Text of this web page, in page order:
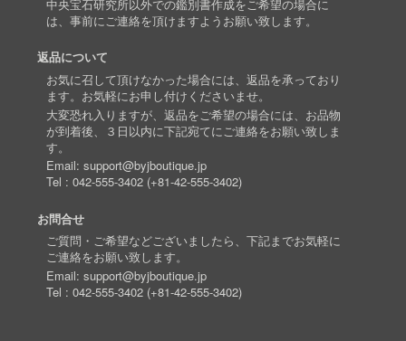
中央宝石研究所以外での鑑別書作成をご希望の場合に
は、事前にご連絡を頂けますようお願い致します。
返品について
お気に召して頂けなかった場合には、返品を承っており
ます。お気軽にお申し付けくださいませ。
大変恐れ入りますが、返品をご希望の場合には、お品物
が到着後、３日以内に下記宛てにご連絡をお願い致しま
す。
Email: support@byjboutique.jp
Tel : 042-555-3402(+81-42-555-3402)
お問合せ
ご質問・ご希望などございましたら、下記までお気軽に
ご連絡をお願い致します。
Email: support@byjboutique.jp
Tel : 042-555-3402(+81-42-555-3402)